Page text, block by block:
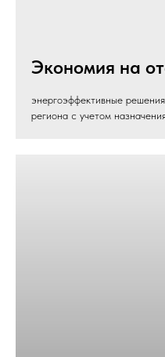
Экономия на
энергоэффективные
региона с учетом